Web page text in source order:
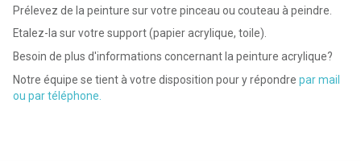
Prélevez de la peinture sur votre pinceau ou couteau à peindre.
Etalez-la sur votre support (papier acrylique, toile).
Besoin de plus d'informations concernant la peinture acrylique?
Notre équipe se tient à votre disposition pour y répondre par mail
ou par téléphone.